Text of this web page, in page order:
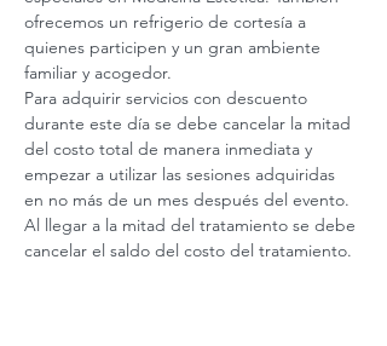
ofrecemos un refrigerio de cortesía a
quienes participen y un gran ambiente
familiar y acogedor.
Para adquirir servicios con descuento
durante este día se debe cancelar la mitad
del costo total de manera inmediata y
empezar a utilizar las sesiones adquiridas
en no más de un mes después del evento.
Al llegar a la mitad del tratamiento se debe
cancelar el saldo del costo del tratamiento.